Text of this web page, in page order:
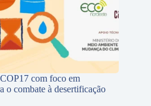
com foco em
o combate à desertificação